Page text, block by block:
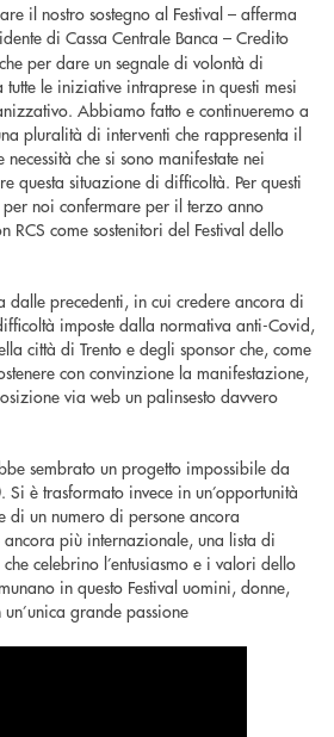
il nostro sostegno al Festival – afferma
di Cassa Centrale Banca – Credito
per dare un segnale di volontà di
le iniziative intraprese in questi mesi
Abbiamo fatto e continueremo a
pluralità di interventi che rappresenta il
che si sono manifestate nei
questa situazione di difficoltà. Per questi
noi confermare per il terzo anno
RCS come sostenitori del Festival dello
dalle precedenti, in cui credere ancora di
imposte dalla normativa anti-Covid,
città di Trento e degli sponsor che, come
con convinzione la manifestazione,
via web un palinsesto davvero
sembrato un progetto impossibile da
è trasformato invece in un’opportunità
di un numero di persone ancora
più internazionale, una lista di
celebrino l’entusiasmo e i valori dello
in questo Festival uomini, donne,
grande passione